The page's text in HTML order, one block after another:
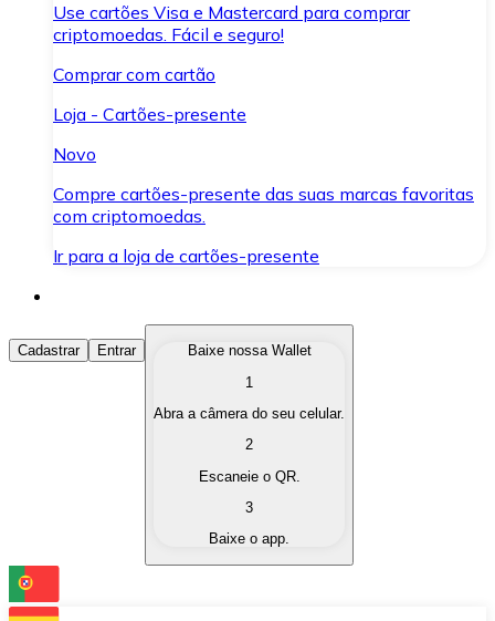
Use cartões Visa e Mastercard para comprar
criptomoedas. Fácil e seguro!
Comprar com cartão
Loja - Cartões-presente
Novo
Compre cartões-presente das suas marcas favoritas
com criptomoedas.
Ir para a loja de cartões-presente
Comprar Criptomoedas
Compre as criptomoedas de seu interesse de forma
Converta suas criptomoedas em moeda fiduciária
Troque uma criptomoeda por outra
Cadastrar Entrar
Baixe nossa Wallet
1
Abra a câmera do seu celular.
2
Escaneie o QR.
3
Baixe o app.